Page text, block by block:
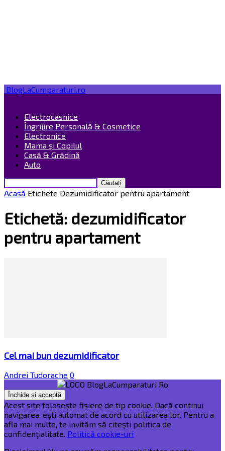
BlogLaCumparaturi.ro
Electrocasnice
Îngrijire Personală & Cosmetice
Electronice
Mama și Copilul
Casă & Grădină
Auto
Acasă Etichete Dezumidificator pentru apartament
Etichetă: dezumidificator
pentru apartament
Cel mai bun dezumidificator
Andrei Tudorache 0
Acest site folosește fișiere de tip cookie. Dacă continui
navigarea, ești automat de acord cu utilizarea lor. Pentru a
afla mai multe, te invităm să citești politica de
confidențialitate. Politică cookie-uri